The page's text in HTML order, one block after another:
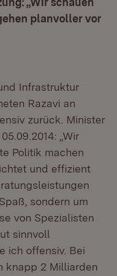
planvoller vor
Infrastruktur
Razavi an
zurück. Minister
„Wir
Politik machen
und effizient
sondern um
von Spezialisten
sinnvoll
ich offensiv. Bei
knapp 2 Milliarden